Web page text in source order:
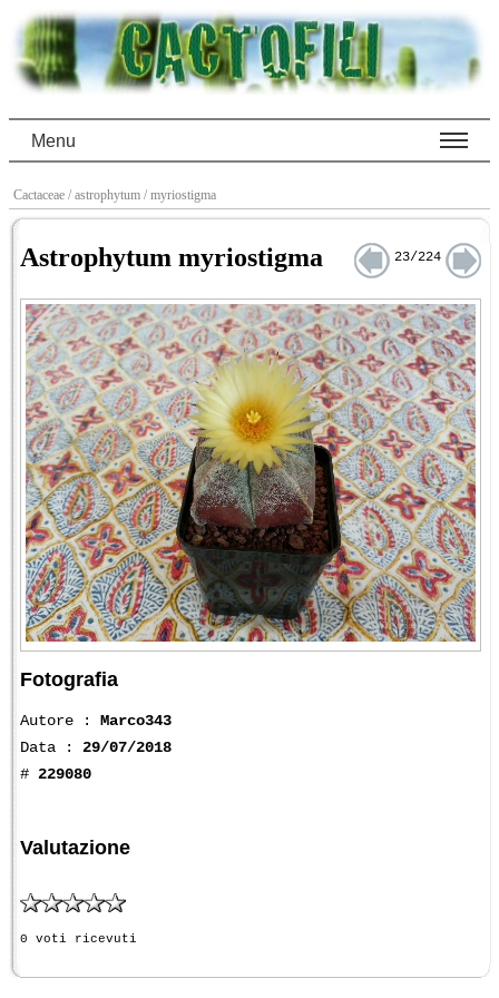
Menu
Cactaceae / astrophytum / myriostigma
Astrophytum myriostigma 23/224
Fotografia
Autore : Marco343
Data : 29/07/2018
# 229080
Valutazione
0 voti ricevuti